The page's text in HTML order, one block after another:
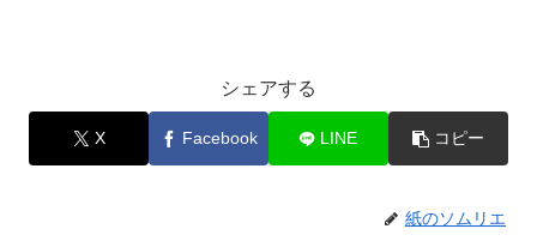
シェアする
X Facebook LINE コピー
紙のソムリエ